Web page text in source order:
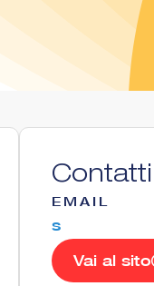
Contatti
EMAIL
s
Vai al sito